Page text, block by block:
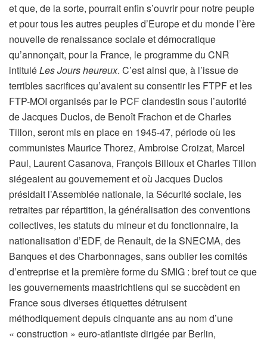
et que, de la sorte, pourrait enfin s’ouvrir pour notre peuple
et pour tous les autres peuples d’Europe et du monde l’ère
nouvelle de renaissance sociale et démocratique
qu’annonçait, pour la France, le programme du CNR
intituléLes Jours heureux. C’est ainsi que, à l’issue de
terribles sacrifices qu’avaient su consentir les FTPF et les
FTP-MOI organisés par le PCF clandestin sous l’autorité
de Jacques Duclos, de Benoît Frachon et de Charles
Tillon, seront mis en place en 1945-47, période où les
communistes Maurice Thorez, Ambroise Croizat, Marcel
Paul, Laurent Casanova, François Billoux et Charles Tillon
siégeaient au gouvernement et où Jacques Duclos
présidait l’Assemblée nationale, la Sécurité sociale, les
retraites par répartition, la généralisation des conventions
collectives, les statuts du mineur et du fonctionnaire, la
nationalisation d’EDF, de Renault, de la SNECMA, des
Banques et des Charbonnages, sans oublier les comités
d’entreprise et la première forme du SMIG : bref tout ce que
les gouvernements maastrichtiens qui se succèdent en
France sous diverses étiquettes détruisent
méthodiquement depuis cinquante ans au nom d’une
« construction » euro-atlantiste dirigée par Berlin,